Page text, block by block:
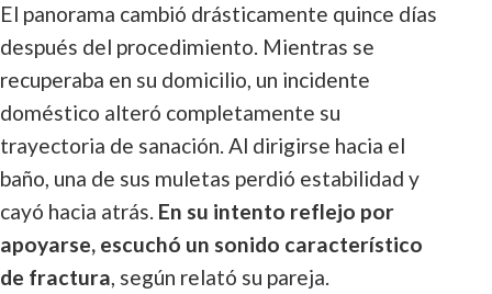
El panorama cambió drásticamente quince días
después del procedimiento. Mientras se
recuperaba en su domicilio, un incidente
doméstico alteró completamente su
trayectoria de sanación. Al dirigirse hacia el
baño, una de sus muletas perdió estabilidad y
cayó hacia atrás. En su intento reflejo por
apoyarse, escuchó un sonido característico
de fractura, según relató su pareja.